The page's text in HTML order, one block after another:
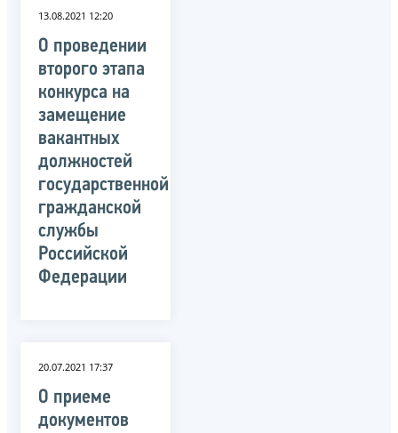
13.08.2021 12:20
О проведении
второго этапа
конкурса на
замещение
вакантных
должностей
государственной
гражданской
службы
Российской
Федерации
20.07.2021 17:37
О приеме
документов